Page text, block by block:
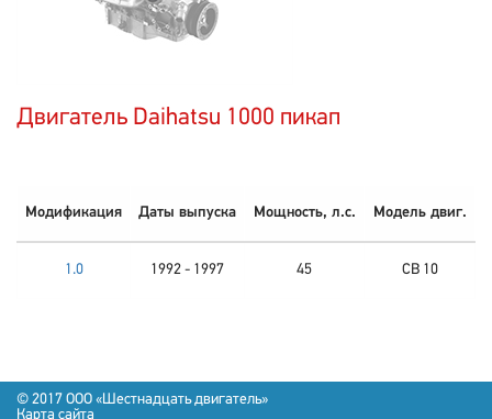
Двигатель Daihatsu 1000 пикап
Модификация Даты выпуска Мощность, л.с. Модель двиг.
1.0 1992 - 1997 45 CB 10
© 2017 OOO «Шестнадцать двигатель»
Карта сайта